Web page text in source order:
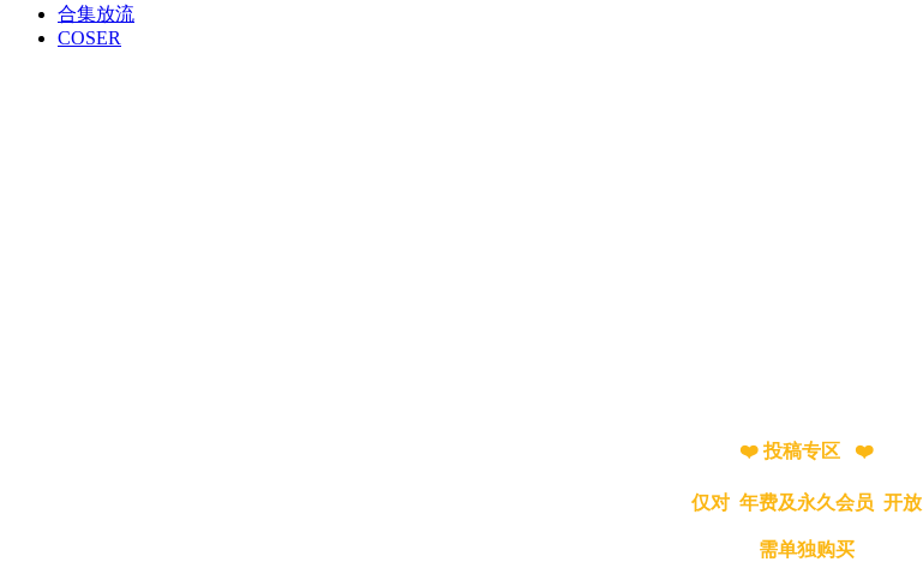
合集放流
COSER
❤️ 投稿专区 ❤️
仅对 年费及永久会员 开放
需单独购买